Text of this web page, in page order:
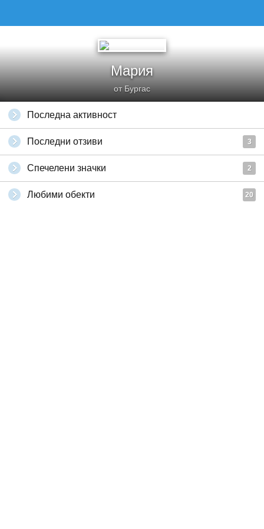
Мария
от Бургас
Последна активност
Последни отзиви 3
Спечелени значки 2
Любими обекти 20